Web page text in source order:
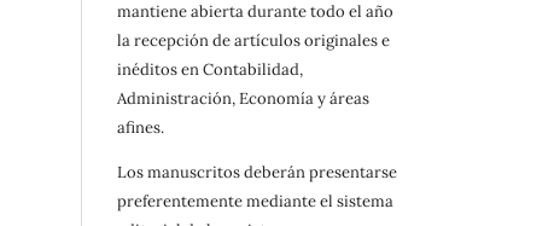
mantiene abierta durante todo el año
la recepción de artículos originales e
inéditos en Contabilidad,
Administración, Economía y áreas
afines.
Los manuscritos deberán presentarse
preferentemente mediante el sistema